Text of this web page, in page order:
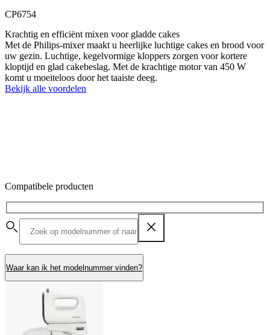
CP6754
Krachtig en efficiënt mixen voor gladde cakes
Met de Philips-mixer maakt u heerlijke luchtige cakes en brood voor
uw gezin. Luchtige, kegelvormige kloppers zorgen voor kortere
kloptijd en glad cakebeslag. Met de krachtige motor van 450 W
komt u moeiteloos door het taaiste deeg.
Bekijk alle voordelen
Compatibele producten
Waar kan ik het modelnummer vinden?